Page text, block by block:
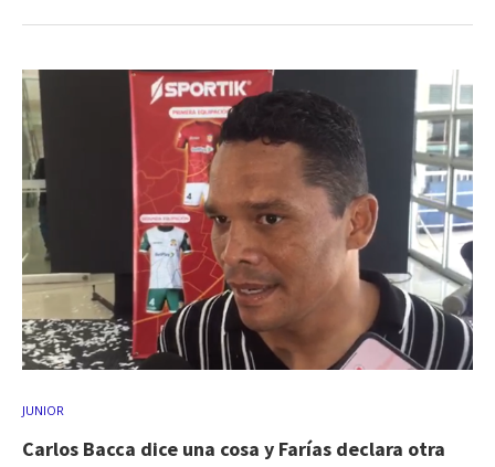
JUNIOR
Carlos Bacca dice una cosa y Farías declara otra